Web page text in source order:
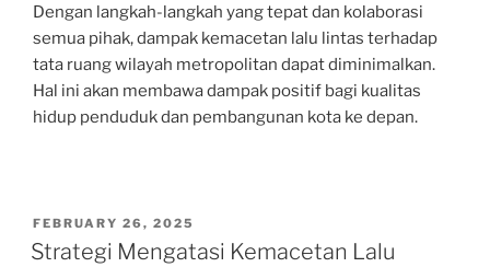
Dengan langkah-langkah yang tepat dan kolaborasi
semua pihak, dampak kemacetan lalu lintas terhadap
tata ruang wilayah metropolitan dapat diminimalkan.
Hal ini akan membawa dampak positif bagi kualitas
hidup penduduk dan pembangunan kota ke depan.
POSTED
ON
FEBRUARY 26, 2025
Strategi Mengatasi Kemacetan Lalu